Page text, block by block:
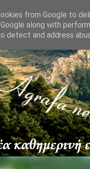
from Google to
along with
detect and address